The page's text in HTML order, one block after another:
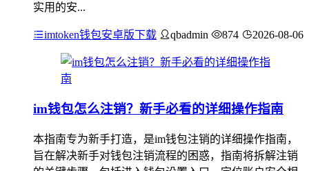
实用的安...
imtoken钱包安卓版下载 qbadmin 874 2026-08-06
im钱包怎么注销？新手必看的详细操作指南
本指南专为新手打造，是im钱包注销的详细操作指南，
旨在解决新手对钱包注销流程的困惑，指南将拆解注销